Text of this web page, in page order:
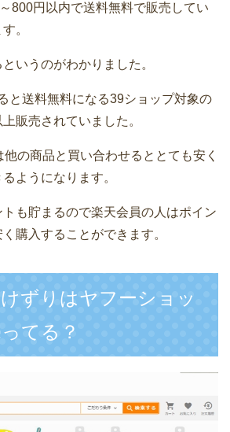
800円以内で送料無料で販売してい
。
いうのがわかりました。
と送料無料になる39ショップ対象の
販売されていました。
の商品と買い合わせるととても安く
ようになります。
も貯まるので楽天会員の人はポイン
購入することができます。
ずりはヤフーショッ
てる？